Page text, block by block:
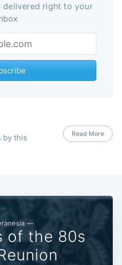
delivered right to your
by this
Read More
—
of the 80s